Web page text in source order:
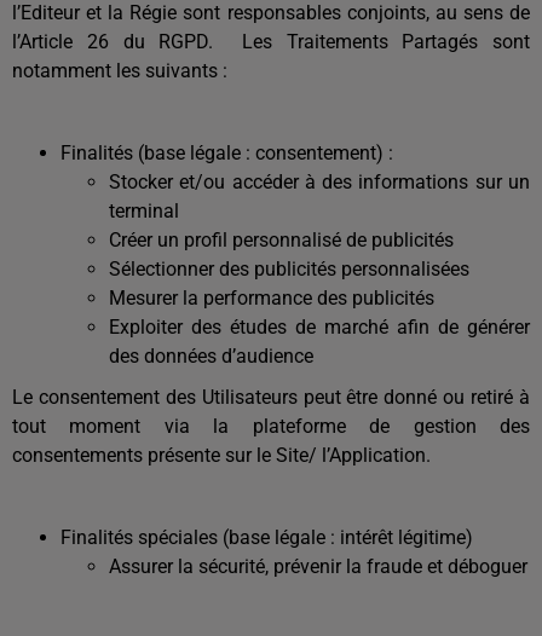
l’Editeur et la Régie sont responsables conjoints, au sens de
l’Article 26 du RGPD.
Les Traitements Partagés sont
notamment les suivants :
Finalités (base légale : consentement) :
Stocker et/ou accéder à des informations sur un
terminal
Créer un profil personnalisé de publicités
Sélectionner des publicités personnalisées
Mesurer la performance des publicités
Exploiter des études de marché afin de générer
des données d’audience
Le consentement des Utilisateurs peut être donné ou retiré à
tout moment via la plateforme de gestion des
consentements présente sur le Site/ l’Application.
Finalités spéciales (base légale : intérêt légitime)
Assurer la sécurité, prévenir la fraude et déboguer